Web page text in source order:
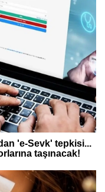
'e-Sevk' tepkisi...
taşınacak!